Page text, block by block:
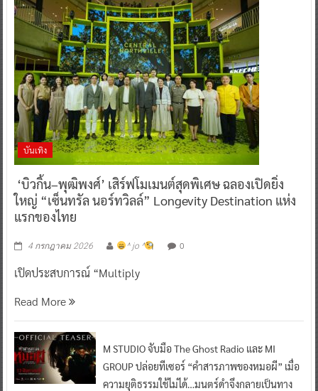
บันเทิง
‘บิวกิ้น–พุฒิพงศ์’ เสิร์ฟโมเมนต์สุดพิเศษ ฉลองเปิดยิ่ง
ใหญ่ “เซ็นทรัล นอร์ทวิลล์” Longevity Destination แห่ง
แรกของไทย
4 กรกฎาคม 2026 ^ jo ^ 0
เปิดประสบการณ์ “Multiply
Read More
M STUDIO จับมือ The Ghost Radio และ MI
GROUP ปล่อยทีเซอร์ “คำสารภาพของหมอผี” เมื่อ
ความยุติธรรมใช้ไม่ได้…มนตร์ดำจึงกลายเป็นทาง